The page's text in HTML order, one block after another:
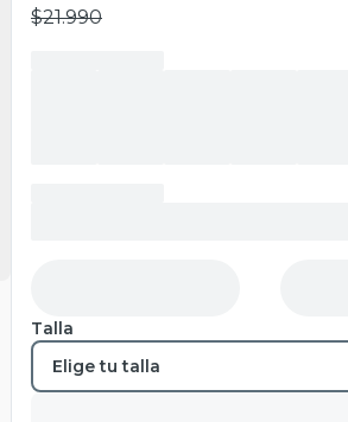
$21.990
Talla